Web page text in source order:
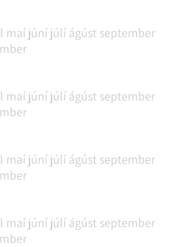
maí júní júlí ágúst september
maí júní júlí ágúst september
maí júní júlí ágúst september
maí júní júlí ágúst september